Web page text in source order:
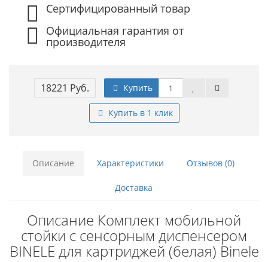
Сертифицированный товар
Официальная гарантия от
производителя
18221 Руб. Купить
Купить в 1 клик
Описание Характеристики Отзывов (0)
Доставка
Описание Комплект мобильной
стойки с сенсорным диспенсером
BINELE для картриджей (белая) Binele